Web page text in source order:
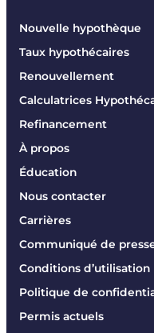
Nouvelle hypothèque
Taux hypothécaires
Renouvellement
Calculatrices
Refinancement
À propos
Éducation
Nous contacter
Carrières
Communiqué de
Conditions d’utilisation
Politique de
Permis actuels